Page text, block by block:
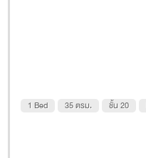
1 Bed 35 ตรม. ชั้น 20